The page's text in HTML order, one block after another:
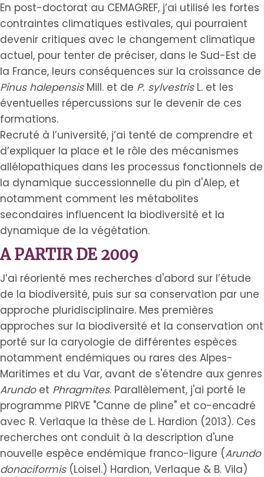
En post-doctorat au CEMAGREF, j’ai utilisé les fortes
contraintes climatiques estivales, qui pourraient
devenir critiques avec le changement climatique
actuel, pour tenter de préciser, dans le Sud-Est de
la France, leurs conséquences sur la croissance de
Pinus halepensisMill. et de P. sylvestrisL. et les
éventuelles répercussions sur le devenir de ces
formations.
Recruté à l’université, j’ai tenté de comprendre et
d’expliquer la place et le rôle des mécanismes
allélopathiques dans les processus fonctionnels de
la dynamique successionnelle du pin d'Alep, et
notamment comment les métabolites
secondaires influencent la biodiversité et la
dynamique de la végétation.
A PARTIR DE 2009
J’ai réorienté mes recherches d'abord sur l’étude
de la biodiversité, puis sur sa conservation par une
approche pluridisciplinaire. Mes premières
approches sur la biodiversité et la conservation ont
porté sur la caryologie de différentes espèces
notamment endémiques ou rares des Alpes-
Maritimes et du Var, avant de s'étendre aux genres
Arundoet Phragmites. Parallèlement, j'ai porté le
programme PIRVE "Canne de pline" et co-encadré
avec R. Verlaque la thèse de L. Hardion (2013). Ces
recherches ont conduit à la description d'une
nouvelle espèce endémique franco-ligure (Arundo
donaciformis(Loisel.) Hardion, Verlaque & B. Vila)